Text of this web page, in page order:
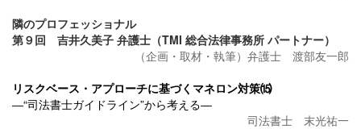
隣のプロフェッショナル
第９回 吉井久美子 弁護士（TMI 総合法律事務所 パートナー）
（企画・取材・執筆）弁護士 渡部友一郎
リスクベース・アプローチに基づくマネロン対策⒂
―“司法書士ガイドライン”から考える―
司法書士 末光祐一